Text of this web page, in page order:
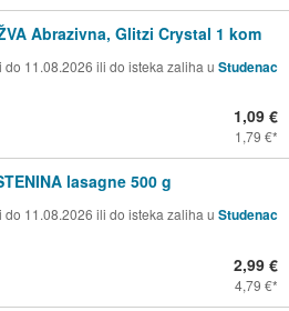
Abrazivna, Glitzi Crystal 1 kom
do 11.08.2026 ili do isteka zaliha u Studenac
1,09 €
1,79 €
lasagne 500 g
do 11.08.2026 ili do isteka zaliha u Studenac
2,99 €
4,79 €